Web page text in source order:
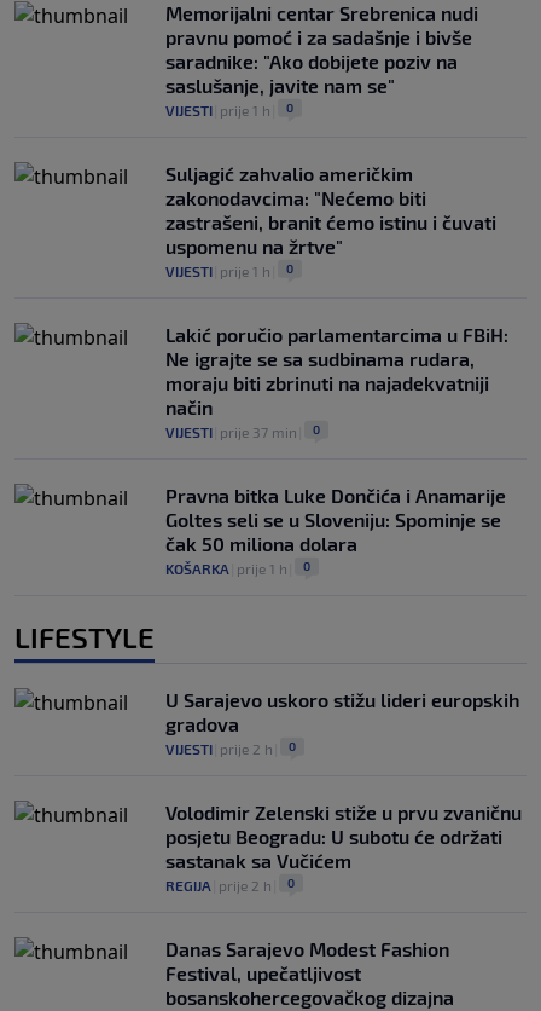
Memorijalni centar Srebrenica nudi
pravnu pomoć i za sadašnje i bivše
saradnike: "Ako dobijete poziv na
saslušanje, javite nam se"
VIJESTI prije 1 h 0
Suljagić zahvalio američkim
zakonodavcima: "Nećemo biti
zastrašeni, branit ćemo istinu i čuvati
uspomenu na žrtve"
VIJESTI prije 1 h 0
Lakić poručio parlamentarcima u FBiH:
Ne igrajte se sa sudbinama rudara,
moraju biti zbrinuti na najadekvatniji
način
VIJESTI prije 37 min 0
Pravna bitka Luke Dončića i Anamarije
Goltes seli se u Sloveniju: Spominje se
čak 50 miliona dolara
KOŠARKA prije 1 h 0
LIFESTYLE
U Sarajevo uskoro stižu lideri europskih
gradova
VIJESTI prije 2 h 0
Volodimir Zelenski stiže u prvu zvaničnu
posjetu Beogradu: U subotu će održati
sastanak sa Vučićem
REGIJA prije 2 h 0
Danas Sarajevo Modest Fashion
Festival, upečatljivost
bosanskohercegovačkog dizajna